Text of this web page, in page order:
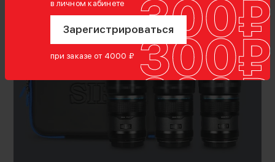
в личном кабинете
Зарегистрироваться
при заказе от 4000 ₽
Сверхбыстрая диафрагма F1.2
Все три объектива с разным фокусным
расстоянием имеют сверхбыструю
диафрагму F1.2 с малой глубиной резкости,
гарантируя мягкое приятное боке. 11
лепестков диафрагмы создают округлое
размытие. Минимальное дыхание фокуса и